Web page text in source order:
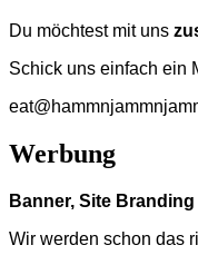
Du möchtest mit uns
Schick uns einfach ein
Werbung
Banner, Site Branding
Wir werden schon das